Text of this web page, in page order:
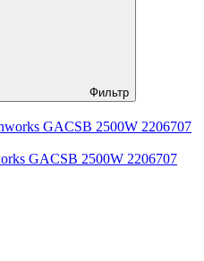
Фильтр
GACSB 2500W 2206707